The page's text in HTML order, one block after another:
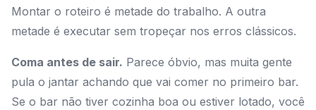
Montar o roteiro é metade do trabalho. A outra
metade é executar sem tropeçar nos erros clássicos.
Coma antes de sair. Parece óbvio, mas muita gente
pula o jantar achando que vai comer no primeiro bar.
Se o bar não tiver cozinha boa ou estiver lotado, você